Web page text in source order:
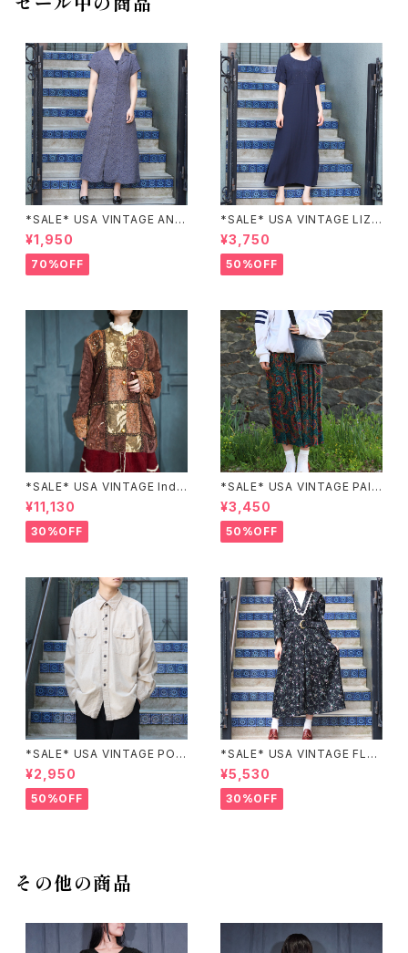
セール中の商品
*SALE* USA VINTAGE ANN
EX HALF SLEEVE FLOWER
PATTERNED ONE PIECE/ア
メリカ古着半袖花柄ワンピース
¥1,950
70%OFF
*SALE* USA VINTAGE LIZ c
laiborne EMBROIDERY DES
IGN NAVY ONE PIECE/アメリ
カ古着刺繍デザインネイビーワ
ンピース
¥3,750
50%OFF
*SALE* USA VINTAGE Indi
go moon PATCHWORK EM
BROIDERY DESIGN JACKE
T/アメリカ古着パッチワーク刺
繍ジャケット
¥11,130
30%OFF
*SALE* USA VINTAGE PAIS
LEY PATTERNED DESIGN S
KIRT/アメリカ古着ペイズリー
柄デザインスカート
¥3,450
50%OFF
*SALE* USA VINTAGE POC
KET DESIGN SHIRT/アメリカ
古着ポケットデザインシャツ
¥2,950
50%OFF
*SALE* USA VINTAGE FLO
WER PATTERNED LACE CO
LLAR BELTED ONE PIECE/
アメリカ古着花柄レース襟ベル
テッドワンピース
¥5,530
30%OFF
その他の商品